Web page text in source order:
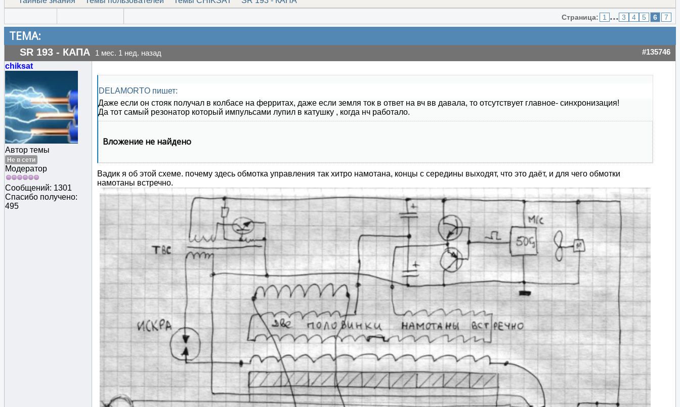
Страница: 1 ... 3 4 5 6 7
ТЕМА:
SR 193 - КАПА 1 мес. 1 нед. назад #135746
chiksat
Автор темы
Не в сети
Модератор
Сообщений: 1301
Спасибо получено:
495
DELAMORTO пишет:
Даже если он стояк получал в колбасе на ферритах, даже если земля ток в ответ на вч вв давала, то отсутствует главное- синхронизация!
Да тот самый резонатор который импульсами лупил в катушку , когда нч работало.
Вложение не найдено
Вадик я об этой схеме. почему здесь обмотка управления так хитро намотана, концы с середины выходят, что это даёт, и для чего обмотки
намотаны встречно.